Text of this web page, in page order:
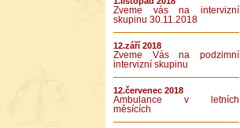
Zveme vás na intervizní
skupinu 30.11.2018
12.září 2018
Zveme Vás na podzimní
intervizní skupinu
12.červenec 2018
Ambulance v letních
měsících